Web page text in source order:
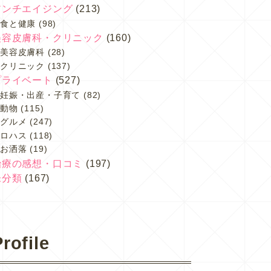
チエイジング (213)
食と健康 (98)
皮膚科・クリニック (160)
美容皮膚科 (28)
クリニック (137)
イベート (527)
妊娠・出産・子育て (82)
動物 (115)
グルメ (247)
ロハス (118)
お洒落 (19)
の感想・口コミ
(197)
類 (167)